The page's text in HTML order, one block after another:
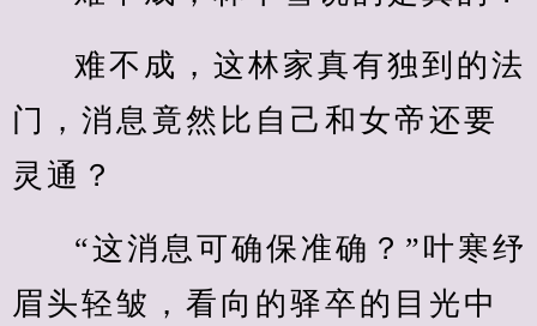
难不成，这林家真有独到的法
门，消息竟然比自己和女帝还要
灵通？
“这消息可确保准确？”叶寒纾
眉头轻皱，看向的驿卒的目光中